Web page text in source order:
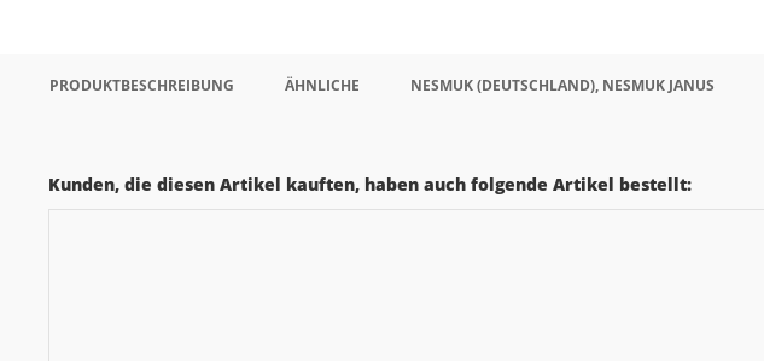
PRODUKTBESCHREIBUNG ÄHNLICHE NESMUK (DEUTSCHLAND), NESMUK JANUS
Kunden, die diesen Artikel kauften, haben auch folgende Artikel bestellt: